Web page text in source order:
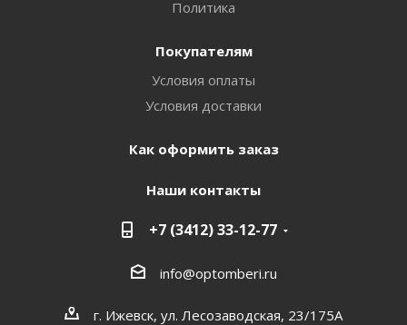
Политика
Покупателям
Условия оплаты
Условия доставки
Как оформить заказ
Наши контакты
+7 (3412) 33-12-77
info@optomberi.ru
г. Ижевск, ул. Лесозаводская, 23/175А